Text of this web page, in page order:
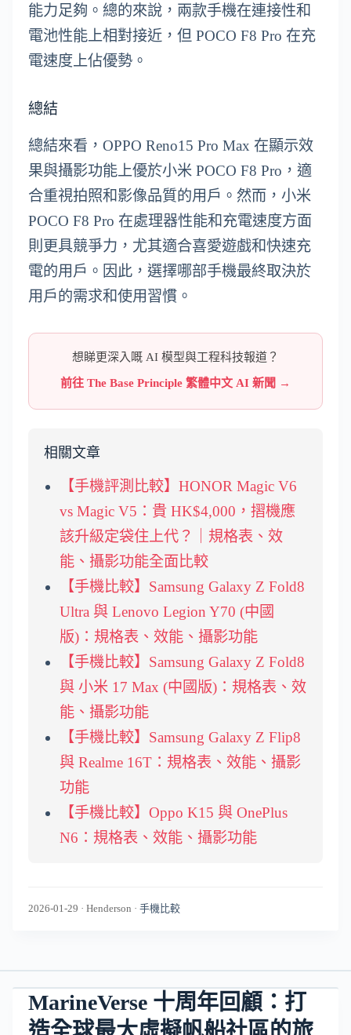
能力足夠。總的來說，兩款手機在連接性和
電池性能上相對接近，但 POCO F8 Pro 在充
電速度上佔優勢。
總結
總結來看，OPPO Reno15 Pro Max 在顯示效
果與攝影功能上優於小米 POCO F8 Pro，適
合重視拍照和影像品質的用戶。然而，小米
POCO F8 Pro 在處理器性能和充電速度方面
則更具競爭力，尤其適合喜愛遊戲和快速充
電的用戶。因此，選擇哪部手機最終取決於
用戶的需求和使用習慣。
想睇更深入嘅 AI 模型與工程科技報道？
前往 The Base Principle 繁體中文 AI 新聞 →
相關文章
【手機評測比較】HONOR Magic V6
vs Magic V5：貴 HK$4,000，摺機應
該升級定袋住上代？｜規格表、效
能、攝影功能全面比較
【手機比較】Samsung Galaxy Z Fold8
Ultra 與 Lenovo Legion Y70 (中國
版)：規格表、效能、攝影功能
【手機比較】Samsung Galaxy Z Fold8
與 小米 17 Max (中國版)：規格表、效
能、攝影功能
【手機比較】Samsung Galaxy Z Flip8
與 Realme 16T：規格表、效能、攝影
功能
【手機比較】Oppo K15 與 OnePlus
N6：規格表、效能、攝影功能
2026-01-29 · Henderson · 手機比較
MarineVerse 十周年回顧：打